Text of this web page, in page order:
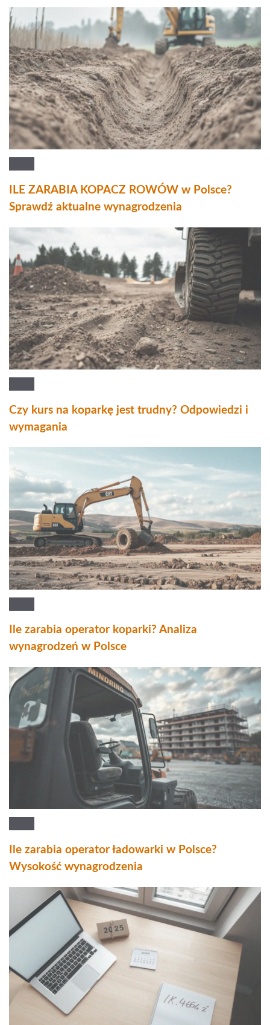
ILE ZARABIA KOPACZ ROWÓW w Polsce?
Sprawdź aktualne wynagrodzenia
Czy kurs na koparkę jest trudny? Odpowiedzi i
wymagania
Ile zarabia operator koparki? Analiza
wynagrodzeń w Polsce
Ile zarabia operator ładowarki w Polsce?
Wysokość wynagrodzenia